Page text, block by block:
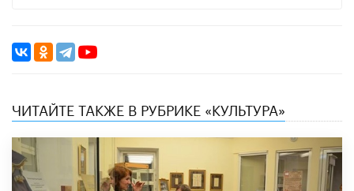
ЧИТАЙТЕ ТАКЖЕ В РУБРИКЕ «КУЛЬТУРА»